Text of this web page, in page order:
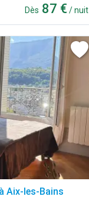
Dès 87 € / nuit
Aix-les-Bains